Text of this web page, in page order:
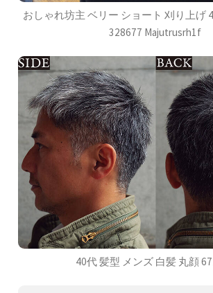
おしゃれ坊主 ベリー ショート 刈り上げ
328677 Majutrusrh1f
40代 髪型 メンズ 白髪 丸顔